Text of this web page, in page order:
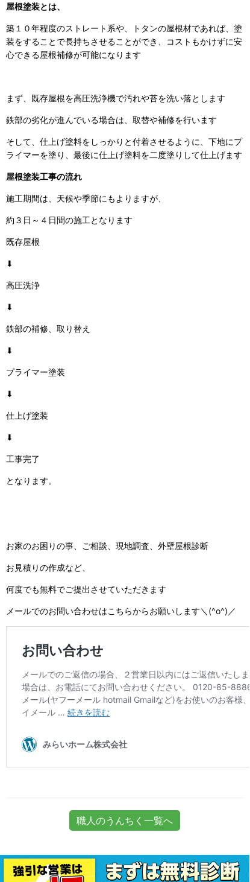
屋根塗装とは、
築１０年程度のストレート系や、トタンの屋根材であれば、塗
装をすることで長持ちさせることができ、コストもかけずに安
心できる屋根補修が可能になります
まず、既存屋根を高圧洗浄機で汚れや苔を洗い落とします
鉄部の劣化が進んでいる場合は、取替や補修を行います
そして、仕上げ塗料をしっかりと付着させるように、下地にプ
ライマーを塗り、最後に仕上げ塗料を二度塗りして仕上げます
屋根塗装工事の流れ
施工期間は、天候や季節にもよりますが、
約３日～４日間の施工となります
既存屋根
⬇
高圧洗浄
⬇
鉄部の補修、取り替え
⬇
プライマー塗装
⬇
仕上げ塗装
⬇
工事完了
となります。
お家のお困りの事、ご相談、現地調査、外壁屋根診断
お見積りの作成など、
何度でも無料でご提出させていただきます
メールでのお問い合わせはこちらからお願いします＼(^o^)／
職人のうんちく一覧へ